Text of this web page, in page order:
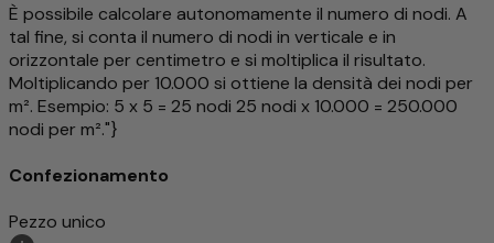
È possibile calcolare autonomamente il numero di nodi. A
tal fine, si conta il numero di nodi in verticale e in
orizzontale per centimetro e si moltiplica il risultato.
Moltiplicando per 10.000 si ottiene la densità dei nodi per
m². Esempio: 5 x 5 = 25 nodi 25 nodi x 10.000 = 250.000
nodi per m²."}
Confezionamento
Pezzo unico